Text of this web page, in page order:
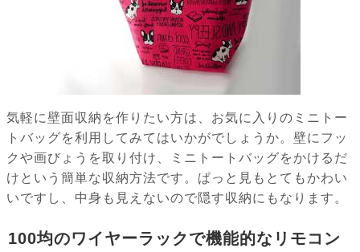
気軽に壁面収納を作りたい方は、お気に入りのミニトー
トバッグを利用してみてはいかがでしょうか。壁にフッ
クや画びょうを取り付け、ミニトートバッグをかけるだ
けという簡単な収納方法です。ぱっと見もとてもかわい
いですし、中身も見えないので隠す収納にもなります。
100均のワイヤーラックで機能的なリモコン